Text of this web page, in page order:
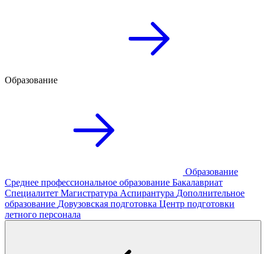
Образование
Образование
Среднее профессиональное образование Бакалавриат
Специалитет Магистратура Аспирантура Дополнительное
образование Довузовская подготовка Центр подготовки
летного персонала